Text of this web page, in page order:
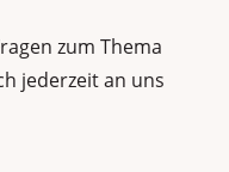
zum Thema
jederzeit an uns